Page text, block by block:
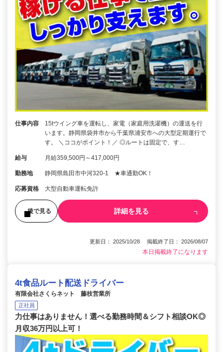
仕事内容
15tウイング車を運転し、家電（家庭用洗濯機）の運送を行
います。静岡県袋井市から千葉県浦安市への大型定期運行で
す。 ＼ココがポイント！／ ◎ルートは固定で、す…
給与 月給359,500円～417,000円
勤務地 静岡県島田市中河320-1 ★車通勤OK！
応募資格 大型自動車運転免許
後で見る 詳細を見る
更新日： 2025/10/28 掲載終了日： 2026/08/07
本日掲載終了になります
4t食品ルート配送ドライバー
有限会社さくらネット 藤枝営業所
正社員
力仕事はありません！選べる勤務時間＆シフト相談OK◎
月収36万円以上可！